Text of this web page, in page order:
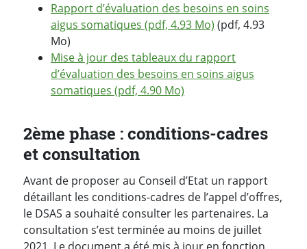
Rapport d’évaluation des besoins en soins
aigus somatiques (pdf, 4.93 Mo) (pdf, 4.93
Mo)
Mise à jour des tableaux du rapport
d’évaluation des besoins en soins aigus
somatiques (pdf, 4.90 Mo)
2ème phase : conditions-cadres
et consultation
Avant de proposer au Conseil d’Etat un rapport
détaillant les conditions-cadres de l’appel d’offres,
le DSAS a souhaité consulter les partenaires. La
consultation s’est terminée au moins de juillet